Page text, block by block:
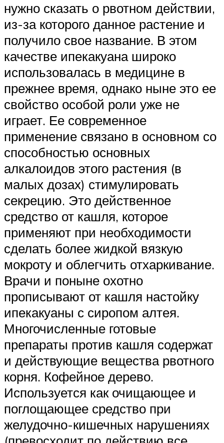
нужно сказать о рвотном действии,
из-за которого данное растение и
получило свое название. В этом
качестве ипекакуана широко
использовалась в медицине в
прежнее время, однако ныне это ее
свойство особой роли уже не
играет. Ее современное
применение связано в основном со
способностью основных
алкалоидов этого растения (в
малых дозах) стимулировать
секрецию. Это действенное
средство от кашля, которое
применяют при необходимости
сделать более жидкой вязкую
мокроту и облегчить отхаркивание.
Врачи и поныне охотно
прописывают от кашля настойку
ипекакуаны с сиропом алтея.
Многочисленные готовые
препараты против кашля содержат
и действующие вещества рвотного
корня. Кофейное дерево.
Используется как очищающее и
поглощающее средство при
желудочно-кишечных нарушениях